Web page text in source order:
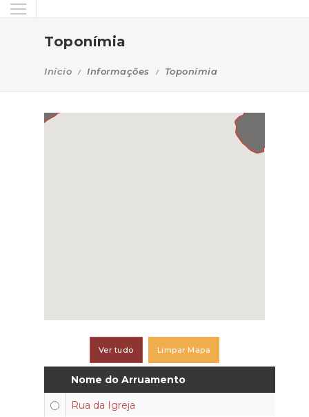
Toponímia
Início Informações Toponímia
Ver tudo Limpar Mapa
Nome do Arruamento
Rua da Igreja